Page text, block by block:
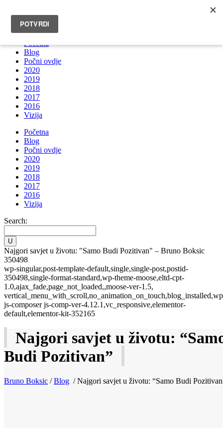
INFO@BRUNOBOKSIC.COM
Početna
Blog
Počni ovdje
2020
2019
2018
2017
2016
Vizija
Početna
Blog
Počni ovdje
2020
2019
2018
2017
2016
Vizija
Search:
Najgori savjet u životu: "Samo Budi Pozitivan" – Bruno Boksic
350498
wp-singular,post-template-default,single,single-post,postid-
350498,single-format-standard,wp-theme-moose,eltd-cpt-
1.0,ajax_fade,page_not_loaded,,moose-ver-1.5,
js-composer js-comp-ver-4.12.1,vc_responsive,elementor-
default,elementor-kit-352165
Najgori savjet u životu:
Budi Pozitivan”
Bruno Boksic /Blog /Najgori savjet u životu: “Samo Budi